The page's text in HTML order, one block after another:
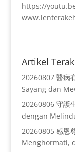
https://
Artikel
20260807 醫病
Sayang dan
20260806 守護
dengan
20260805 感恩
Menghormati,